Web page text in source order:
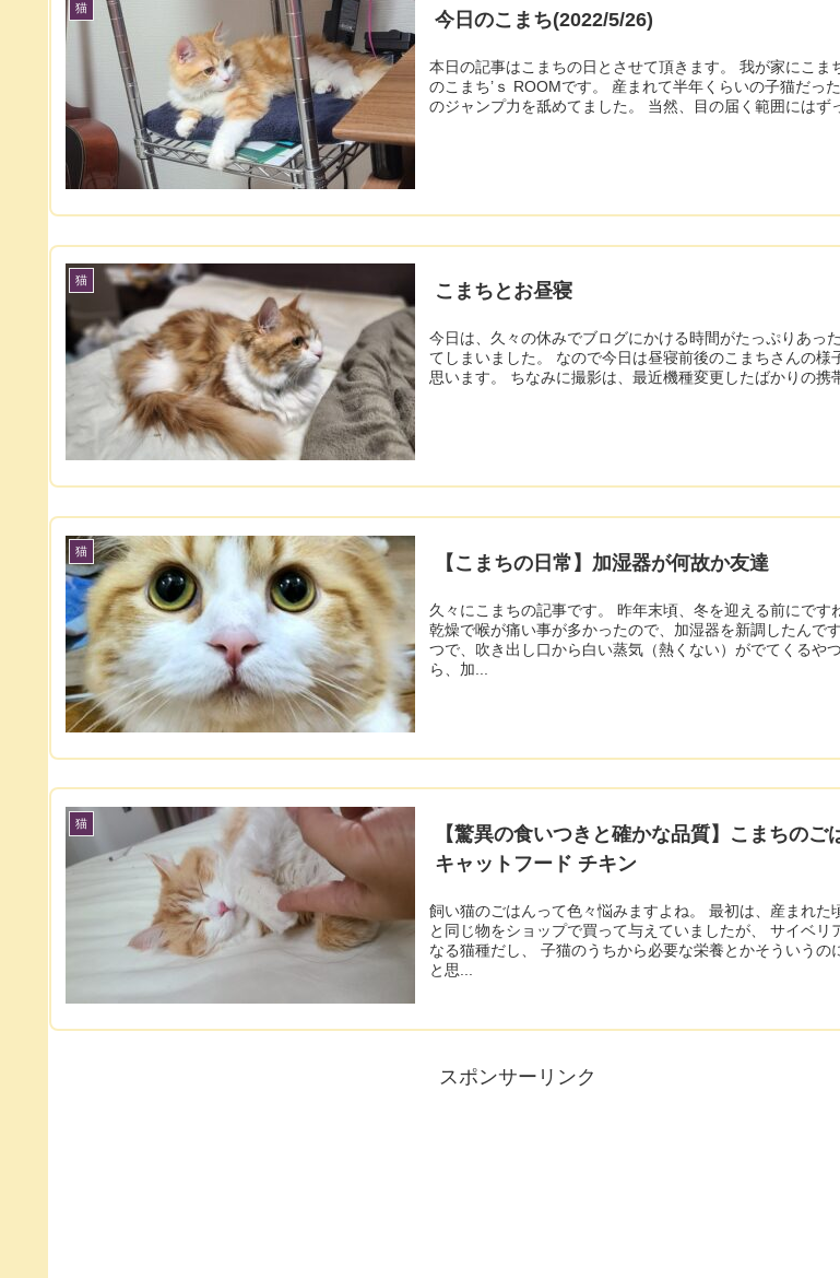
猫
今日のこまち(2022/5/26)
本日の記事はこまちの日とさせて頂きます。 我が家にこまちがはじめて来た頃
のこまち’ｓ ROOMです。 産まれて半年くらいの子猫だったのですが、正直猫
のジャンプ力を舐めてました。 当然、目の届く範
猫
こまちとお昼寝
今日は、久々の休みでブログにかける時間がたっぷりあったのに 猫と
てしまいました。 なので今日は昼寝前後のこまちさんの様子をお届けしたいと
思います。 ちなみに撮影は、最近機種変更したばかり
猫
【こまちの日常】加湿器が何故か友達
久々にこまちの記事です。 昨年末頃、冬を迎える前にですね。朝起きたときに
乾燥で喉が痛い事が多かったので、加湿器を新調したんですよ。 超音波
つで、吹き出し口から白い蒸気（熱くない）がでてくるやつです
ら、加...
猫
【驚異の食いつきと確かな品質】こまちのご
キャットフード チキン
飼い猫のごはんって色々悩みますよね。 最初は、産まれた頃から食べていたの
と同じ物をショップで買って与えていましたが、 サイベリアンはとても大きく
なる猫種だし、 子猫のうちから必要な栄養とかそういうのにも気をつけないと
と思...
スポンサーリンク